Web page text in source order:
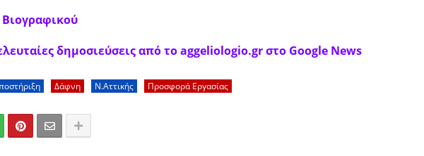
δημοσιεύσεις από το aggeliologio.gr στο Google News
Δάφνη Ν.Αττικής Προσφορά Εργασίας